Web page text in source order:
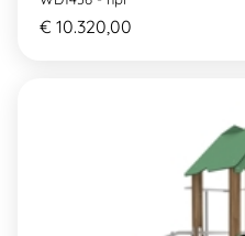
€ 10.320,00